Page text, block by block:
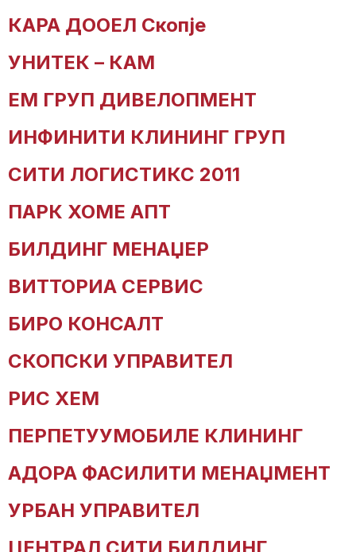
КАРА ДООЕЛ Скопје
УНИТЕК – КАМ
ЕМ ГРУП ДИВЕЛОПМЕНТ
ИНФИНИТИ КЛИНИНГ ГРУП
СИТИ ЛОГИСТИКС 2011
ПАРК ХОМЕ АПТ
БИЛДИНГ МЕНАЏЕР
ВИТТОРИА СЕРВИС
БИРО КОНСАЛТ
СКОПСКИ УПРАВИТЕЛ
РИС ХЕМ
ПЕРПЕТУУМОБИЛЕ КЛИНИНГ
АДОРА ФАСИЛИТИ МЕНАЏМЕНТ
УРБАН УПРАВИТЕЛ